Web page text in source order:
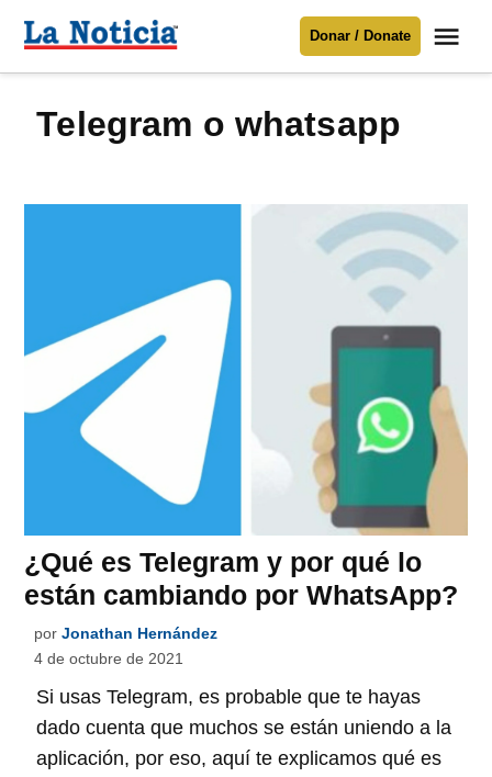
Para mantenerte informado necesitamos tu apoyo
contenido
Noticia
Donar / Donate
telegram o whatsapp
¿Qué es Telegram y por qué lo
están cambiando por WhatsApp?
por Jonathan Hernández
4 de octubre de 2021
Si usas Telegram, es probable que te hayas
dado cuenta que muchos se están uniendo a la
aplicación, por eso, aquí te explicamos qué es